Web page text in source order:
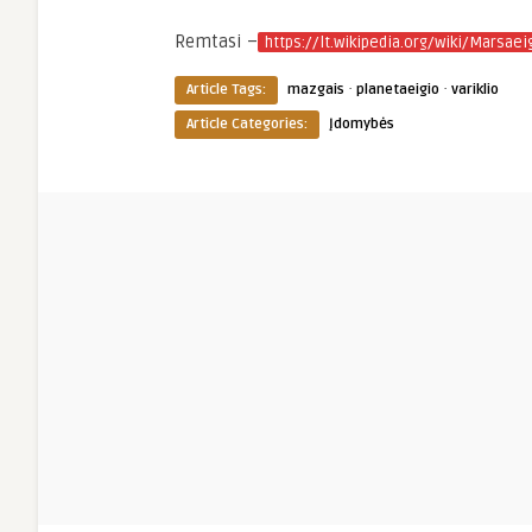
Remtasi – https://lt.wikipedia.org/wiki/
Article Tags: mazgais · planetaeigio · variklio
Article Categories:
Įdomybės